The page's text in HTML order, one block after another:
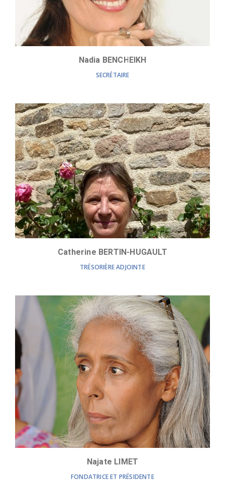
Nadia BENCHEIKH
SECRÉTAIRE
Catherine BERTIN-HUGAULT
TRÉSORIÈRE ADJOINTE
Najate LIMET
FONDATRICE ET PRÉSIDENTE